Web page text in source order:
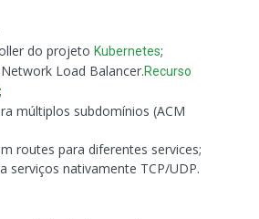
do projetoKubernetes;
Load Balancer.Recurso
;
múltiplos subdomínios (ACM
routes para diferentes services;
serviços nativamente TCP/UDP.